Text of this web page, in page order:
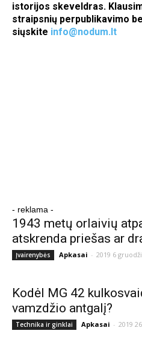
istorijos skeveldras.
straipsnių perpublikavimo
siųskite info@nodum.lt
- reklama -
1943 metų orlaivių
atskrenda priešas ar
Įvairenybės Apkasai - 2019 6
Kodėl MG 42
vamzdžio antgalį?
Technika ir ginklai Apkasai - 2019